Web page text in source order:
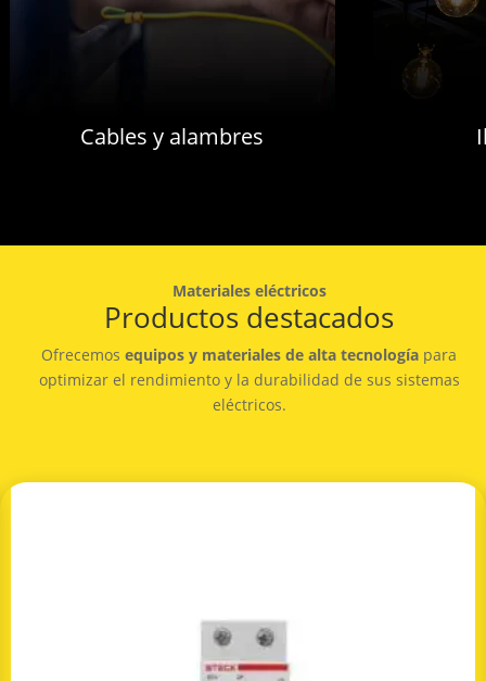
Cables y alambres
Materiales eléctricos
Productos destacados
Ofrecemos equipos y materiales de alta tecnología para
optimizar el rendimiento y la durabilidad de sus sistemas
eléctricos.